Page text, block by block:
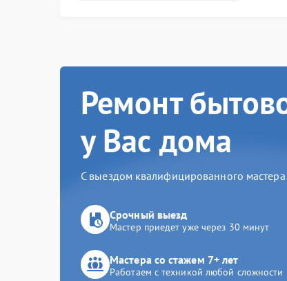
Ремонт
у Вас дома
С выездом квалифицированного мастера
Срочный выезд
Мастер приедет уже через 30 минут
Мастера со стажем 7+ лет
Работаем с техникой любой сложности